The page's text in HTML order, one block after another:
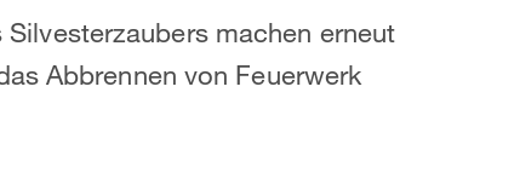
machen erneut
Abbrennen von Feuerwerk